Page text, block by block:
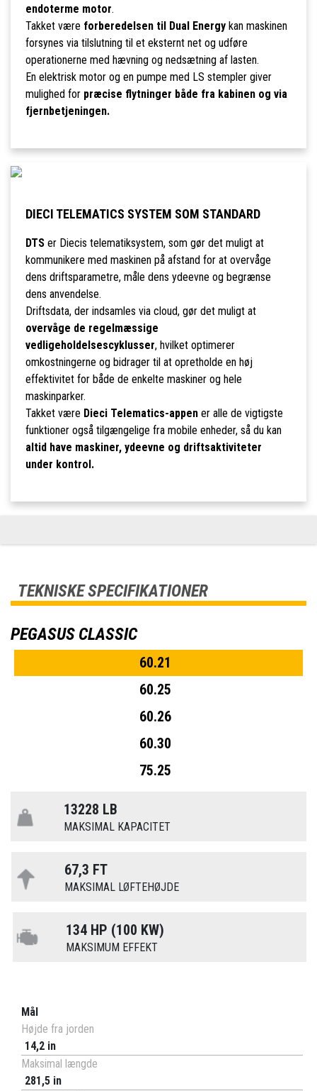
endoterme motor.
Takket være forberedelsen til Dual Energykan maskinen
forsynes via tilslutning til et eksternt net og udføre
operationerne med hævning og nedsætning af lasten.
En elektrisk motor og en pumpe med LS stempler giver
mulighed for præcise flytninger både fra kabinen og via
fjernbetjeningen.
DIECI TELEMATICS SYSTEM SOM STANDARD
DTSer Diecis telematiksystem, som gør det muligt at
kommunikere med maskinen på afstand for at overvåge
dens driftsparametre, måle dens ydeevne og begrænse
dens anvendelse.
Driftsdata, der indsamles via cloud, gør det muligt at
overvåge de regelmæssige
vedligeholdelsescyklusser, hvilket optimerer
omkostningerne og bidrager til at opretholde en høj
effektivitet for både de enkelte maskiner og hele
maskinparker.
Takket være Dieci Telematics-appener alle de vigtigste
funktioner også tilgængelige fra mobile enheder, så du kan
altid have maskiner, ydeevne og driftsaktiviteter
under kontrol.
TEKNISKE SPECIFIKATIONER
PEGASUS CLASSIC
60.21
60.25
60.26
60.30
75.25
13228 LB
MAKSIMAL KAPACITET
67,3 FT
MAKSIMAL LØFTEHØJDE
134 HP (100 KW)
MAKSIMUM EFFEKT
Mål
Højde fra jorden
14,2 in
Maksimal længde
281,5 in